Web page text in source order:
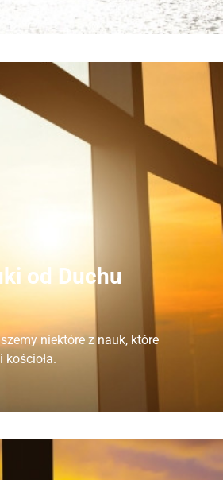
od Duchu
niektóre z nauk, które
kościoła.